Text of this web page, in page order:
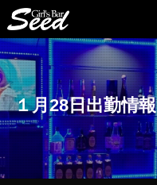
１月28日出勤情報